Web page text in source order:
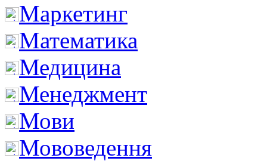
Маркетинг
Математика
Медицина
Менеджмент
Мови
Мововедення